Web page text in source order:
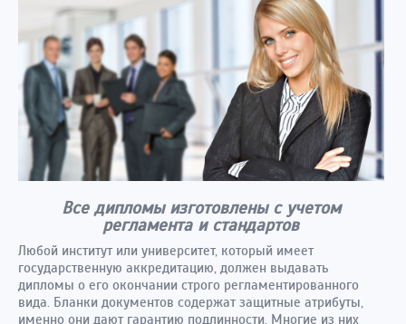
Все дипломы изготовлены с учетом
регламента и стандартов
Любой институт или университет, который имеет
государственную аккредитацию, должен выдавать
дипломы о его окончании строго регламентированного
вида. Бланки документов содержат защитные атрибуты,
именно они дают гарантию подлинности. Многие из них